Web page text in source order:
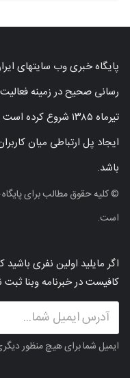
پایگاه خبری وب سایتهای
رسانی صحیح در زمینه
تیرماه ۱۳۸۵ شروع
ایجاد پل ارتباطی میان
باشد.
© کلیه حقوق مطالب برای
است.
اگر مایلید اولین نفری
کافیست در خبرنامه وبنا ثبت
ایمیل شما برای هیچ منظور